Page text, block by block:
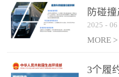
用需求。 气液
分离系统
纯化系统
控制系统
防碰
2025 - 06
MORE >
3个履